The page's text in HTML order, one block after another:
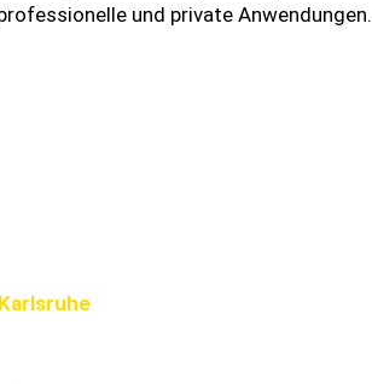
und private Anwendungen.